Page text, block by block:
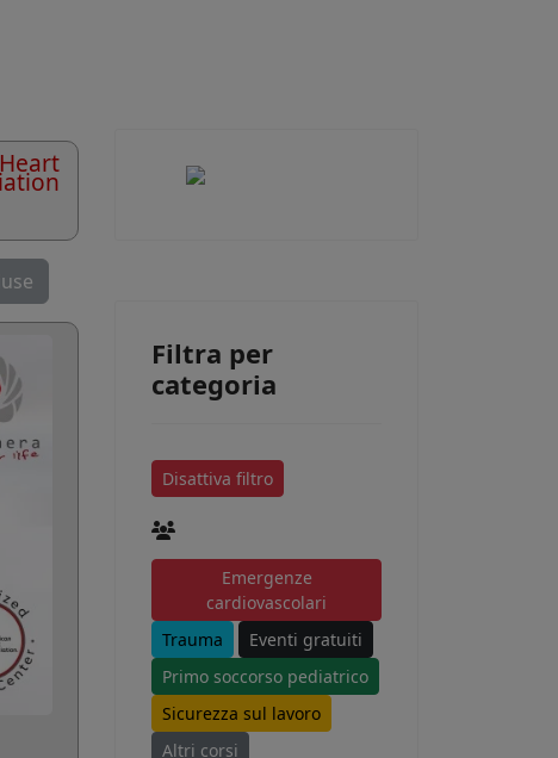
Filtra per
categoria
Disattiva filtro
Emergenze
cardiovascolari
Trauma
Eventi gratuiti
Primo soccorso pediatrico
Sicurezza sul lavoro
Altri corsi